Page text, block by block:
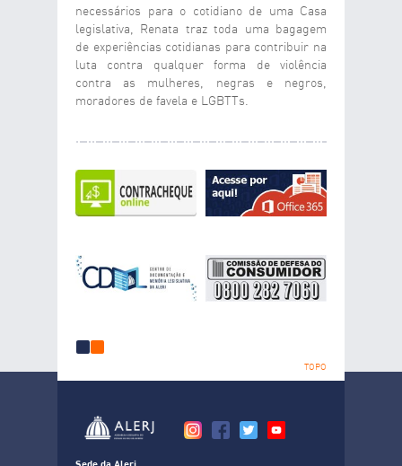
necessários para o cotidiano de uma Casa
legislativa, Renata traz toda uma bagagem
de experiências cotidianas para contribuir na
luta contra qualquer forma de violência
contra as mulheres, negras e negros,
moradores de favela e LGBTTs.
TOPO